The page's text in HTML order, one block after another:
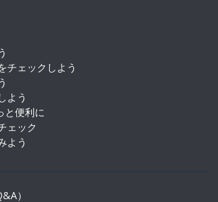
チェックしよう
よう
と便利に
ェック
よう
）